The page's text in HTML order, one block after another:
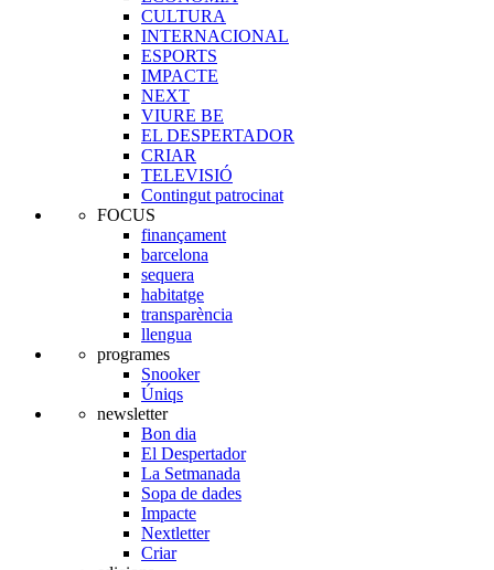
CULTURA
INTERNACIONAL
ESPORTS
IMPACTE
NEXT
VIURE BE
EL DESPERTADOR
CRIAR
TELEVISIÓ
Contingut patrocinat
FOCUS
finançament
barcelona
sequera
habitatge
transparència
llengua
programes
Snooker
Úniqs
newsletter
Bon dia
El Despertador
La Setmanada
Sopa de dades
Impacte
Nextletter
Criar